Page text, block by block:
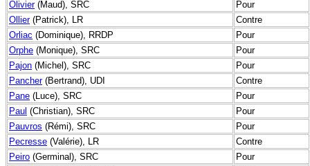
Olivier(Maud), SRC
Pour
Ollier(Patrick), LR
Contre
Orliac (Dominique), RRDP
Pour
Orphe (Monique), SRC
Pour
Pajon (Michel), SRC
Pour
Pancher(Bertrand), UDI
Contre
Pane (Luce), SRC
Pour
Paul (Christian), SRC
Pour
Pauvros (Rémi), SRC
Pour
Pecresse (Valérie), LR
Contre
Peiro (Germinal), SRC
Pour